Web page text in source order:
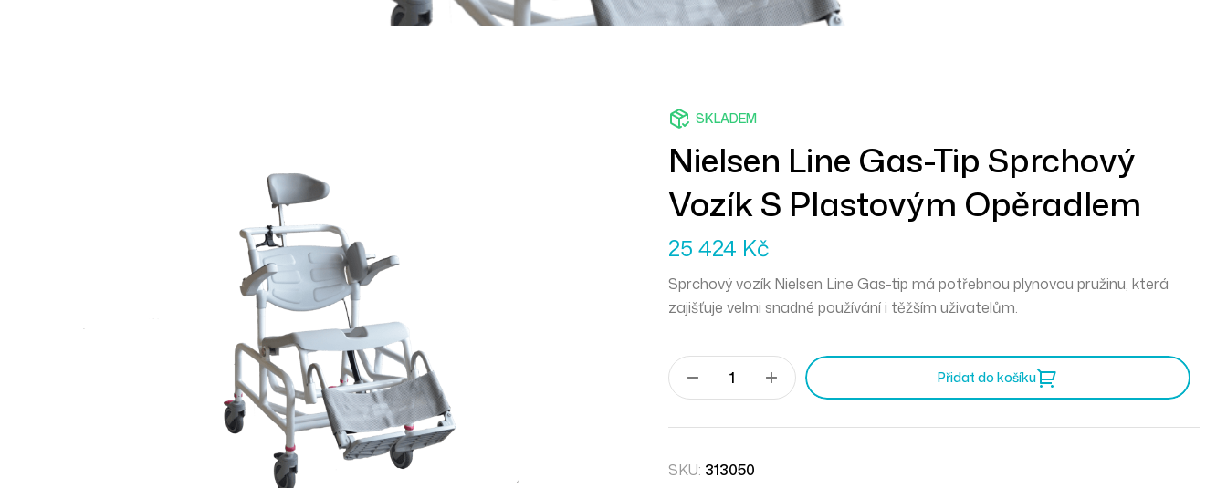
SKLADEM
Nielsen Line Gas-Tip Sprchový
Vozík S Plastovým Opěradlem
25 424 Kč
Sprchový vozík Nielsen Line Gas-tip má potřebnou plynovou pružinu, která
zajišťuje velmi snadné používání i těžším uživatelům.
Přidat do košíku
SKU: 313050